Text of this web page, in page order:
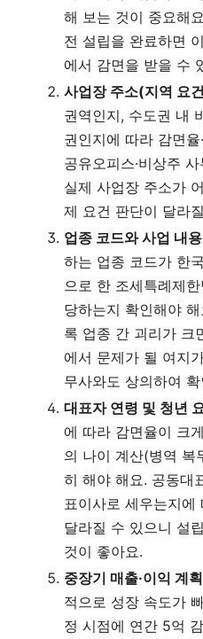
해 보는 것이 중요해
전 설립을 완료하면
에서 감면을 받을 수
사업장 주소(지역 요
권역인지, 수도권 내
권인지에 따라 감면
공유오피스·비상주
실제 사업장 주소가
제 요건 판단이 달라
업종 코드와 사업 내
하는 업종 코드가 한
으로 한 조세특례제
당하는지 확인해야
록 업종 간 괴리가 크
에서 문제가 될 여지
무사와도 상의하여
대표자 연령 및 청년
에 따라 감면율이 크
의 나이 계산(병역 복
히 해야 해요. 공동대
표이사로 세우는지에
달라질 수 있으니 설
것이 좋아요.
중장기 매출·이익 계
적으로 성장 속도가
정 시점에 연간 5억